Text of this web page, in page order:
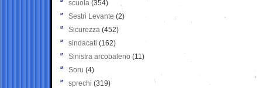
scuola (354)
Sestri Levante (2)
Sicurezza (452)
sindacati (162)
Sinistra arcobaleno (11)
Soru (4)
sprechi (319)